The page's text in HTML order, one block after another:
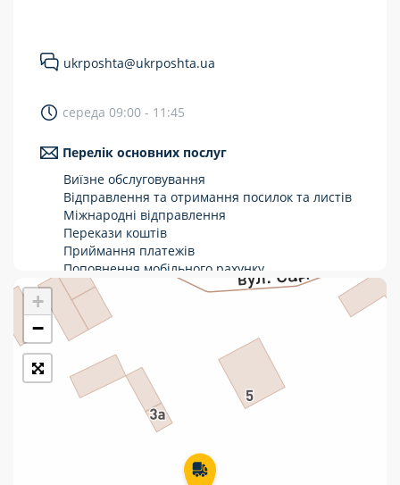
Укрпошта Експрес/тариф «Пріоритетний»
Доставка за межі України
Прийом вантажів
Фінансові послуги:
Термінові перекази
Перекази
Комунальні та інші платежі
ukrposhta@ukrposhta.ua
середа 09:00 - 11:45
Перелік основних послуг
Виїзне обслуговування
Відправлення та отримання посилок та листів
Міжнародні відправлення
Перекази коштів
Приймання платежів
Поповнення мобільного рахунку
Оформлення передплати на газети та
журнали
Зняття готівки з картки
Виплата пенсій та соціальних допомог
Продаж товарів
+
−